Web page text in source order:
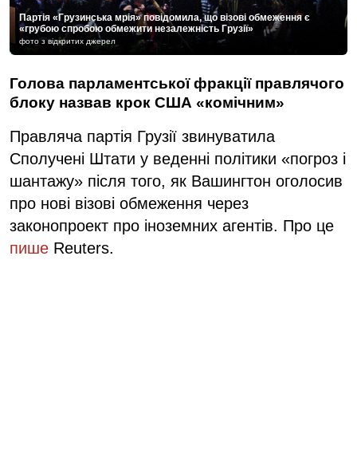
Партія «Грузинська мрія» повідомила, що візові обмеження є
«грубою спробою обмежити незалежність Грузії»
фото з відкритих джерел
Голова парламентської фракції правлячого
блоку назвав крок США «комічним»
Правляча партія Грузії звинуватила
Сполучені Штати у веденні політики «погроз і
шантажу» після того, як Вашингтон оголосив
про нові візові обмеження через
законопроект про іноземних агентів. Про це
пише Reuters.